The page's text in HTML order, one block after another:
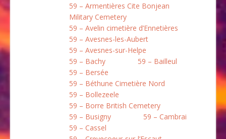
59 – Armentières Cite Bonjean
Military Cemetery
59 – Avelin cimetière d’Ennetières
59 – Avesnes-les-Aubert
59 – Avesnes-sur-Helpe
59 – Bachy
59 – Bailleul
59 – Bersée
59 – Béthune Cimetière Nord
59 – Bollezeele
59 – Borre British Cemetery
59 – Busigny
59 – Cambrai
59 – Cassel